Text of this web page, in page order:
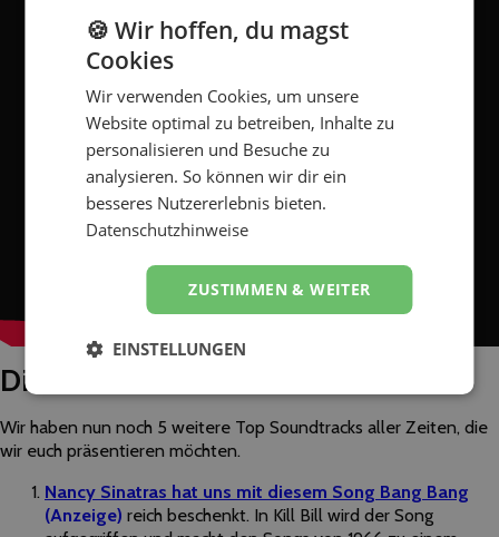
Die besten Soundtracks – Teil 2
Wir haben nun noch 5 weitere Top Soundtracks aller Zeiten, die
wir euch präsentieren möchten.
Nancy Sinatras hat uns mit diesem Song Bang Bang
(Anzeige) reich beschenkt. In Kill Bill wird der Song
🍪 Wir hoffen, du magst
Cookies
Wir verwenden Cookies, um unsere
Website optimal zu betreiben, Inhalte zu
personalisieren und Besuche zu
analysieren. So können wir dir ein
besseres Nutzererlebnis bieten.
Datenschutzhinweise
ZUSTIMMEN & WEITER
EINSTELLUNGEN